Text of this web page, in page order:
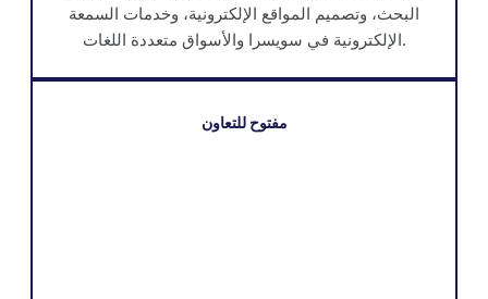
البحث، وتصميم المواقع الإلكترونية، وخدمات السمعة
الإلكترونية في سويسرا والأسواق متعددة اللغات.
مفتوح للتعاون